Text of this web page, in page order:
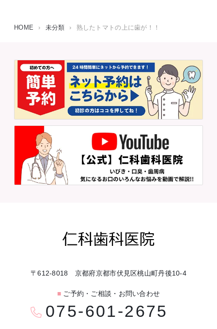
HOME › 未分類 › 熟したトマトの上に歯が！！
〒612-8018 京都府京都市伏見区桃山町丹後10-4
■ ご予約・ご相談・お問い合わせ
075-601-2675